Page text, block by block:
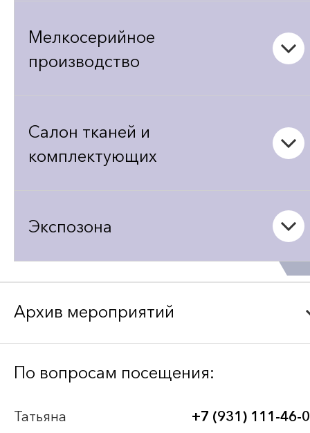
Мелкосерийное
производство
Салон тканей и
комплектующих
Экспозона
Архив мероприятий
Bee-Together 21 (2026)
BEE-TOGETHER.KG 3-я Международная
По вопросам посещения:
Татьяна +7 (931) 111-46-